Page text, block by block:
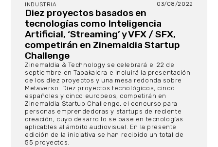
INDUSTRIA 03/08/2022
Diez proyectos basados en
tecnologías como Inteligencia
Artificial, ‘Streaming’ y VFX / SFX,
competirán en Zinemaldia Startup
Challenge
Zinemaldia & Technology se celebrará el 22 de
septiembre en Tabakalera e incluirá la presentación
de los diez proyectos y una mesa redonda sobre
Metaverso. Diez proyectos tecnológicos, cinco
españoles y cinco europeos, competirán en
Zinemaldia Startup Challenge, el concurso para
personas emprendedoras y startups de reciente
creación, cuyo desarrollo se base en tecnologías
aplicables al ámbito audiovisual. En la presente
edición de la iniciativa se han recibido un total de
55 proyectos.